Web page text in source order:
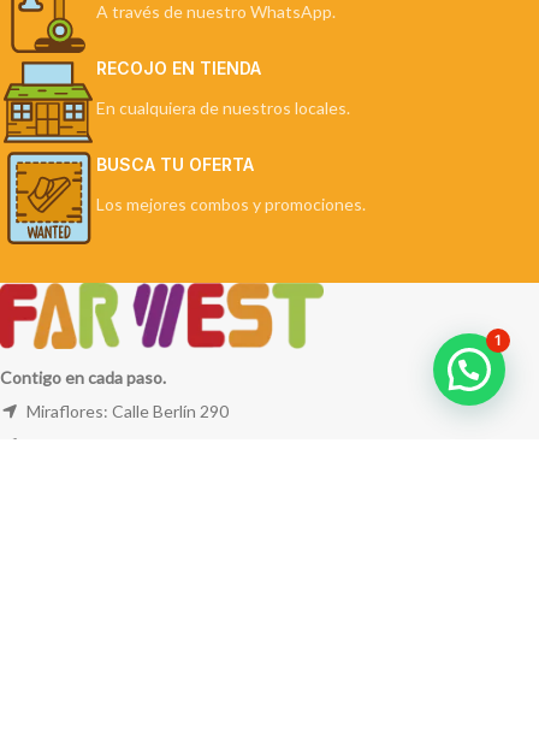
A través de nuestro WhatsApp.
RECOJO EN TIENDA
En cualquiera de nuestros locales.
BUSCA TU OFERTA
Los mejores combos y promociones.
Contigo en cada paso.
Miraflores: Calle Berlín 290
1